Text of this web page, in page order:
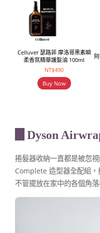
Celluver 瑟路菲 摩洛哥黑素瞬
柔香氛精華護髮油 100ml
NT$490
Buy Now
▊Dyson
捲髮器收納一直都是被忽
Complete 造型器全配組
不管擺放在家中的各個角